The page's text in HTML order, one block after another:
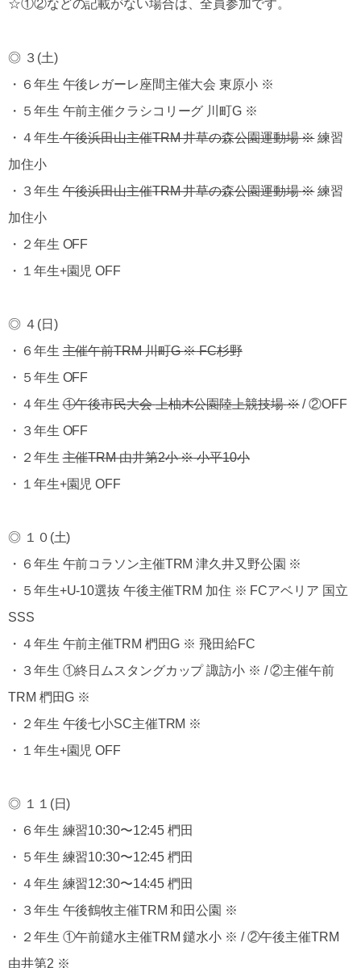
☆①②などの記載がない場合は、全員参加です。
◎ ３(土)
・６年生 午後レガーレ座間主催大会 東原小 ※
・５年生 午前主催クラシコリーグ 川町G ※
・４年生 午後浜田山主催TRM井草の森公園運動場 ※練習
加住小
・３年生午後浜田山主催TRM井草の森公園運動場 ※練習
加住小
・２年生 OFF
・１年生+園児 OFF
◎ ４(日)
・６年生主催午前TRM川町G※FC杉野
・５年生 OFF
・４年生①午後市民大会 上柚木公園陸上競技場 ※/ ②OFF
・３年生 OFF
・２年生主催TRM由井第2小 ※ 小平10小
・１年生+園児 OFF
◎ １０(土)
・６年生 午前コラソン主催TRM 津久井又野公園 ※
・５年生+U-10選抜 午後主催TRM 加住 ※ FCアベリア 国立
SSS
・４年生 午前主催TRM 椚田G ※ 飛田給FC
・３年生 ①終日ムスタングカップ 諏訪小 ※ / ②主催午前
TRM 椚田G ※
・２年生 午後七小SC主催TRM ※
・１年生+園児 OFF
◎ １１(日)
・６年生 練習10:30〜12:45 椚田
・５年生 練習10:30〜12:45 椚田
・４年生 練習12:30〜14:45 椚田
・３年生 午後鶴牧主催TRM 和田公園 ※
・２年生 ①午前鑓水主催TRM 鑓水小 ※ / ②午後主催TRM
由井第2 ※